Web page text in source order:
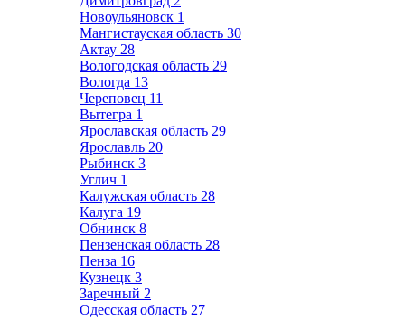
Новоульяновск 1
Мангистауская область 30
Актау 28
Вологодская область 29
Вологда 13
Череповец 11
Вытегра 1
Ярославская область 29
Ярославль 20
Рыбинск 3
Углич 1
Калужская область 28
Калуга 19
Обнинск 8
Пензенская область 28
Пенза 16
Кузнецк 3
Заречный 2
Одесская область 27